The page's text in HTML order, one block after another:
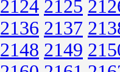
2124 2125
2136 2137
2148 2149